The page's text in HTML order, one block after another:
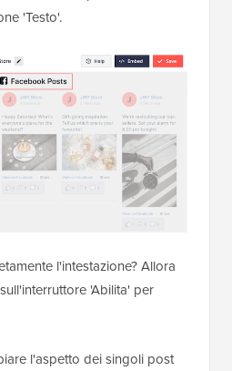
'Testo'.
l'intestazione? Allora
'Abilita' per
l'aspetto dei singoli post